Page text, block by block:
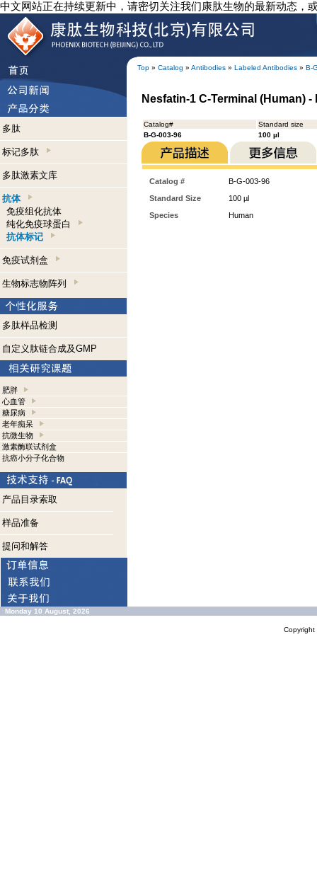
中文网站正在持续更新中，请密切关注我们康肽生物的最新动态，
Top » Catalog » Antibodies » Labeled Antibodies » B-
多肽
标记多肽
多肽激素文库
抗体
免疫组化抗体
纯化免疫球蛋白
抗体标记
免疫试剂盒
生物标志物阵列
多肽样品检测
自定义肽链合成及GMP
肥胖
心血管
糖尿病
老年痴呆
抗微生物
激素酶联试剂盒
抗癌小分子化合物
产品目录索取
样品准备
提问和解答
Nesfatin-1 C-Terminal (Human)
Catalog#
Standard size
B-G-003-96
100 µl
Catalog #
B-G-003-96
Standard Size
100 µl
Species
Human
Monday 10 August, 2026